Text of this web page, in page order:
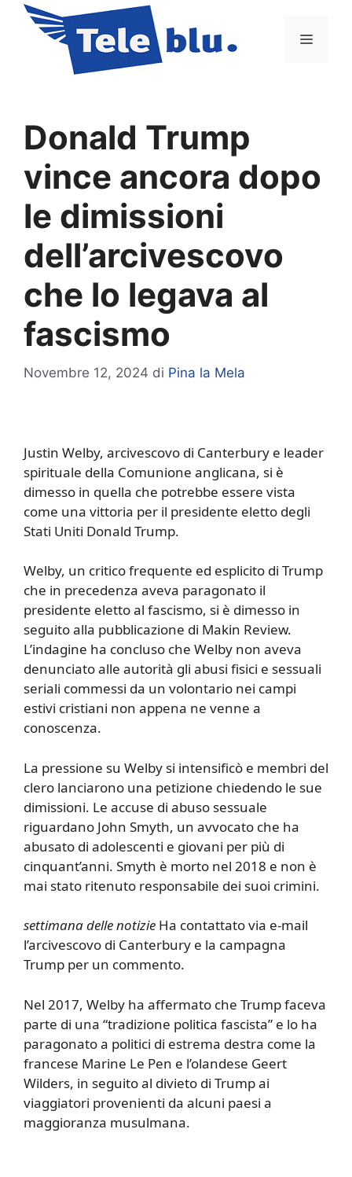
contenuto
Menu
Donald Trump
vince ancora dopo
le dimissioni
dell’arcivescovo
che lo legava al
fascismo
Novembre 12, 2024 di Pina la Mela
Justin Welby, arcivescovo di Canterbury e leader
spirituale della Comunione anglicana, si è
dimesso in quella che potrebbe essere vista
come una vittoria per il presidente eletto degli
Stati Uniti Donald Trump.
Welby, un critico frequente ed esplicito di Trump
che in precedenza aveva paragonato il
presidente eletto al fascismo, si è dimesso in
seguito alla pubblicazione di Makin Review.
L’indagine ha concluso che Welby non aveva
denunciato alle autorità gli abusi fisici e sessuali
seriali commessi da un volontario nei campi
estivi cristiani non appena ne venne a
conoscenza.
La pressione su Welby si intensificò e membri del
clero lanciarono una petizione chiedendo le sue
dimissioni. Le accuse di abuso sessuale
riguardano John Smyth, un avvocato che ha
abusato di adolescenti e giovani per più di
cinquant’anni. Smyth è morto nel 2018 e non è
mai stato ritenuto responsabile dei suoi crimini.
settimana delle notizie Ha contattato via e-mail
l’arcivescovo di Canterbury e la campagna
Trump per un commento.
Nel 2017, Welby ha affermato che Trump faceva
parte di una “tradizione politica fascista” e lo ha
paragonato a politici di estrema destra come la
francese Marine Le Pen e l’olandese Geert
Wilders, in seguito al divieto di Trump ai
viaggiatori provenienti da alcuni paesi a
maggioranza musulmana.